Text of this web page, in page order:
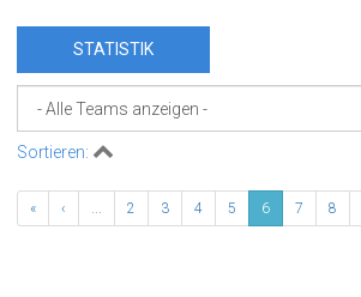
STATISTIK
Sortieren:
« ‹ ... 2 3 4 5 6 7 8